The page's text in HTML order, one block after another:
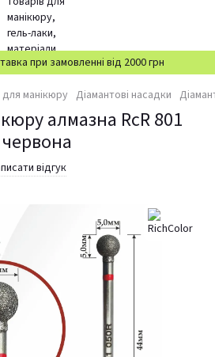
при замовленні від 2000 грн
манікюру Діамантові насадки
алмазна RcR 801
відгук